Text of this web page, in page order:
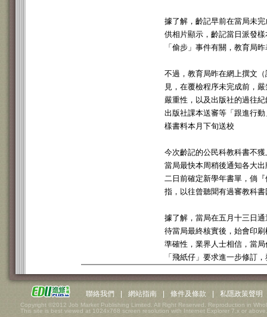
據了解，齡記早前在當局未
供相片顯示，齡記當日派發
「偷步」事件有關，教育局
不過，教育局昨在網上撰文
見，在覆檢程序未完成前，
嚴重性，以及出版社的過往
出版社課本送審等「跟進行動
樣書料本月下旬送校
今次齡記的公民科教科書不
當局最快本周稍後通知各大
二日前確定新學年書單，倘
指，以往曾聽聞有過審教科
據了解，當局在五月十三日
待當局最終核實後，始會印
準確性，業界人士相信，當
「飛紙仔」要求進一步修訂
聯絡我們 網站指南 條件及條款 私隱政策聲明
Copyright ©2012 Job Market Publishing Limited. All Right Reserved. Reproduction in
This site is best viewed at 1024x768 screen resolution with Internet Explorer 7.x or